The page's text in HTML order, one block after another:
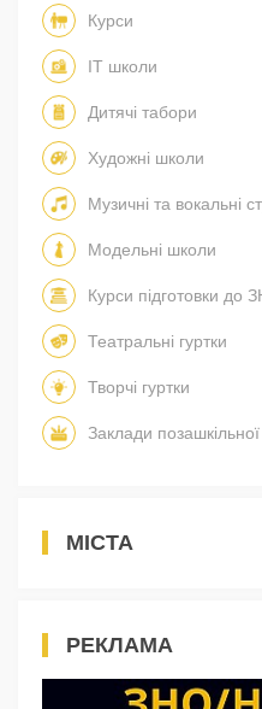
Курси
IT школи
Дитячі табори
Художні школи
Музичні та вокальні
Модельні школи
Курси підготовки
Театральні гуртки
Творчі гуртки
Заклади позашкільної
МІСТА
РЕКЛАМА